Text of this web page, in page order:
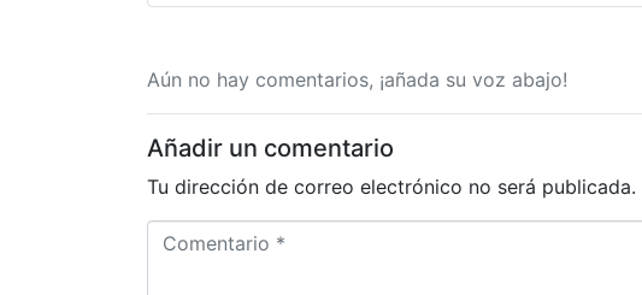
Aún no hay comentarios, ¡añada su voz abajo!
Añadir un comentario
Tu dirección de correo electrónico no será publicada.